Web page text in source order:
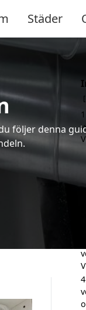
Städer
följer denna
1
4